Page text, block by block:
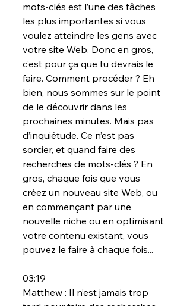
mots-clés est l’une des tâches
les plus importantes si vous
voulez atteindre les gens avec
votre site Web. Donc en gros,
c’est pour ça que tu devrais le
faire. Comment procéder ? Eh
bien, nous sommes sur le point
de le découvrir dans les
prochaines minutes. Mais pas
d’inquiétude. Ce n’est pas
sorcier, et quand faire des
recherches de mots-clés ? En
gros, chaque fois que vous
créez un nouveau site Web, ou
en commençant par une
nouvelle niche ou en optimisant
votre contenu existant, vous
pouvez le faire à chaque fois...
03:19
Matthew : Il n’est jamais trop